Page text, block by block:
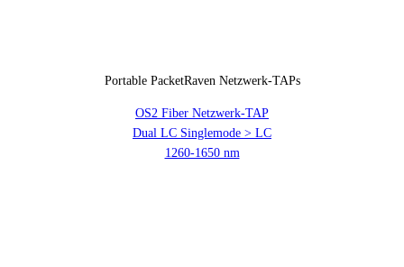
Portable PacketRaven Netzwerk-TAPs
OS2 Fiber Netzwerk-TAP
Dual LC Singlemode > LC
1260-1650 nm